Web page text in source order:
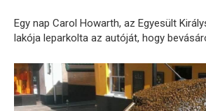
Egy nap Carol Howarth, az Egyesült
lakója leparkolta az autóját, hogy